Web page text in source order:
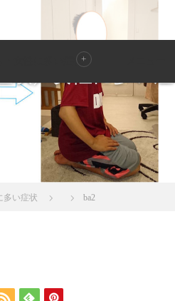
・女性に多い症状
／女性に多い症
多い症状 ba2